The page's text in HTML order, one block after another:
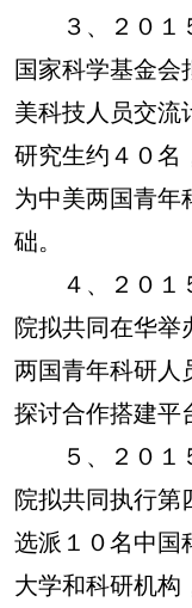
３、２０１
国家科学基金会
美科技人员交流
研究生约４０名
为中美两国青年
础。
４、２０１
院拟共同在华举
两国青年科研人
探讨合作搭建平
５、２０１
院拟共同执行第
选派１０名中国
大学和科研机构